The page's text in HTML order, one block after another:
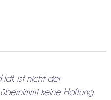
ldt. ist nicht der
keine Haftung